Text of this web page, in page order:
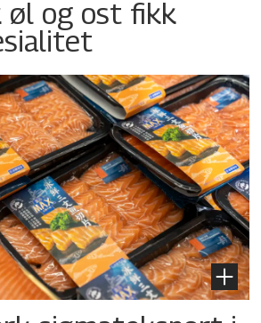
øl og ost fikk